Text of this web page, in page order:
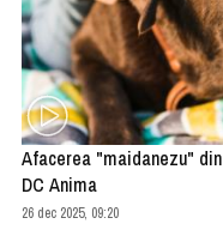
Afacerea "maidanezu"
DC Anima
26 dec 2025, 09:20